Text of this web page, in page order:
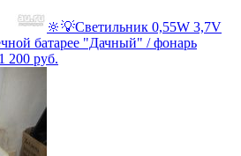
🔆💡Светильник 0,55W 3,7V
батарее "Дачный" / фонарь
1 200 руб.